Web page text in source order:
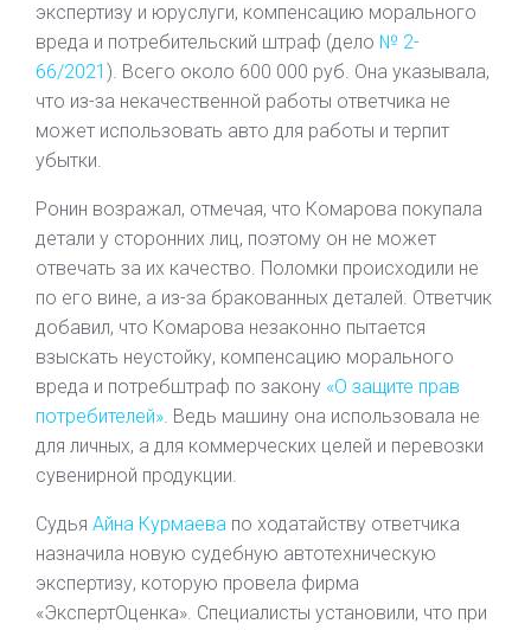
экспертизу и юруслуги, компенсацию морального
вреда и потребительский штраф (дело № 2-
66/2021 ). Всего около 600 000 руб. Она указывала,
что из-за некачественной работы ответчика не
может использовать авто для работы и терпит
убытки.
Ронин возражал, отмечая, что Комарова покупала
детали у сторонних лиц, поэтому он не может
отвечать за их качество. Поломки происходили не
по его вине, а из-за бракованных деталей. Ответчик
добавил, что Комарова незаконно пытается
взыскать неустойку, компенсацию морального
вреда и потребштраф по закону «О защите прав
потребителей». Ведь машину она использовала не
для личных, а для коммерческих целей и перевозки
сувенирной продукции.
Судья Айна Курмаева по ходатайству ответчика
назначила новую судебную автотехническую
экспертизу, которую провела фирма
«ЭкспертОценка». Специалисты установили, что при